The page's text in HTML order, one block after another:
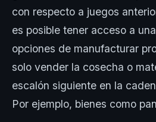
con respecto a juegos
es posible tener acceso a
opciones de manufacturar
solo vender la cosecha o
escalón siguiente en la
Por ejemplo, bienes como